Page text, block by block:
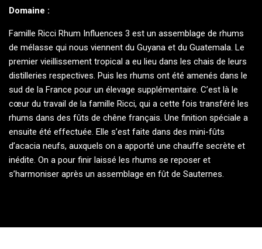
Domaine :
Famille Ricci Rhum Influences 3 est un assemblage de rhums
de mélasse qui nous viennent du Guyana et du Guatemala. Le
premier vieillissement tropical a eu lieu dans les chais de leurs
distilleries respectives. Puis les rhums ont été amenés dans le
sud de la France pour un élevage supplémentaire. C’est là le
cœur du travail de la famille Ricci, qui a cette fois transféré les
rhums dans des fûts de chêne français. Une finition spéciale a
ensuite été effectuée. Elle s’est faite dans des mini-fûts
d’acacia neufs, auxquels on a apporté une chauffe secrète et
inédite. On a pour finir laissé les rhums se reposer et
s’harmoniser après un assemblage en fût de Sauternes.